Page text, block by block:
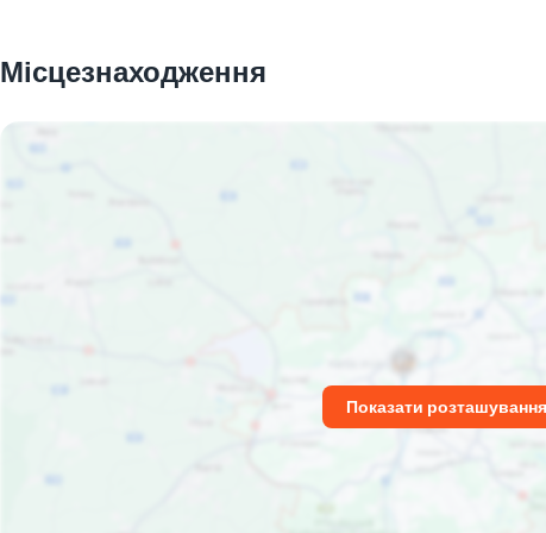
Місцезнаходження
Показати